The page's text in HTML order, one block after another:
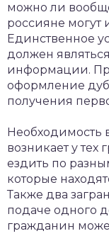
можно ли
россияне могут
Единственное
должен
информации.
оформление
получения
Необходимость
возникает у
ездить по
которые
Также два
подаче одного
гражданин